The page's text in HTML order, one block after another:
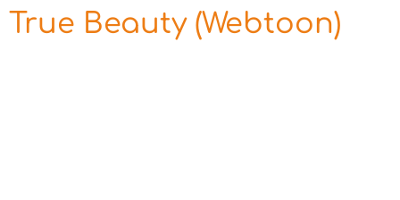
True Beauty (Webtoon)